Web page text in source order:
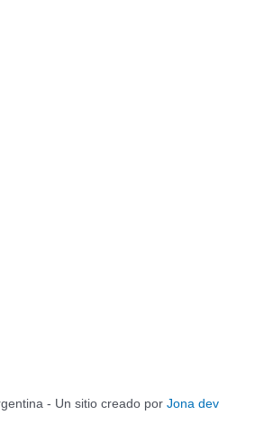
- Un sitio creado por Jona dev